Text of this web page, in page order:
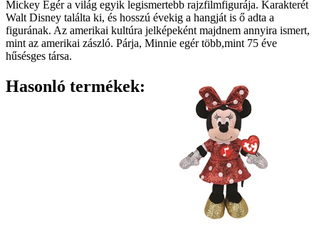
Mickey Egér a világ egyik legismertebb rajzfilmfigurája. Karakterét
Walt Disney találta ki, és hosszú évekig a hangját is ő adta a
figurának. Az amerikai kultúra jelképeként majdnem annyira ismert,
mint az amerikai zászló. Párja, Minnie egér több,mint 75 éve
hűsésges társa.
Hasonló termékek: